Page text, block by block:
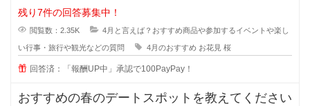
っくりお花見が出来るおすすめスポ
残り7件の回答募集中！
閲覧数：2.35K 4月と言えば？おすすめ商品や参加するイベントや楽し
い行事・旅行や観光などの質問 4月のおすすめ お花見 桜
回答済：「報酬UP中」承認で100PayPay！
おすすめの春のデートスポットを教えてください